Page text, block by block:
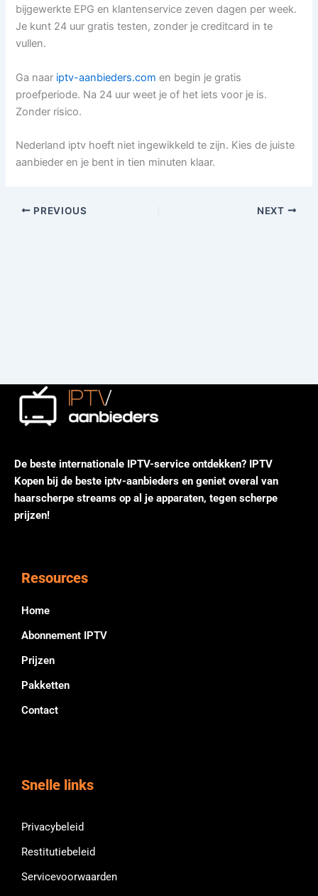
bijgewerkte EPG en klantenservice zeven dagen per week.
Je kunt 24 uur gratis testen, zonder je creditcard in te
vullen.
Ga naar iptv-aanbieders.com en begin je gratis
proefperiode. Na 24 uur weet je of het iets voor je is.
Zonder risico.
Nederland iptv hoeft niet ingewikkeld te zijn. Kies de juiste
aanbieder en je bent in tien minuten klaar.
PREVIOUS NEXT
De beste internationale IPTV-service ontdekken? IPTV
Kopen bij de beste iptv-aanbieders en geniet overal van
haarscherpe streams op al je apparaten, tegen scherpe
prijzen!
Resources
Home
Abonnement IPTV
Prijzen
Pakketten
Contact
Snelle links
Privacybeleid
Restitutiebeleid
Servicevoorwaarden